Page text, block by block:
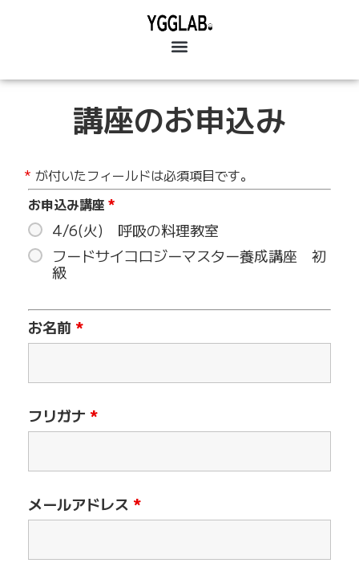
講座のお申込み
* が付いたフィールドは必須項目です。
お申込み講座 *
4/6(火) 呼吸の料理教室
フードサイコロジーマスター養成講座 初
級
お名前 *
フリガナ *
メールアドレス *